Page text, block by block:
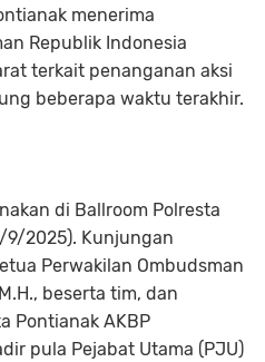
menerima
Republik Indonesia
terkait penanganan aksi
beberapa waktu terakhir.
di Ballroom Polresta
9/2025). Kunjungan
Perwakilan Ombudsman
beserta tim, dan
Pontianak AKBP
pula Pejabat Utama (PJU)